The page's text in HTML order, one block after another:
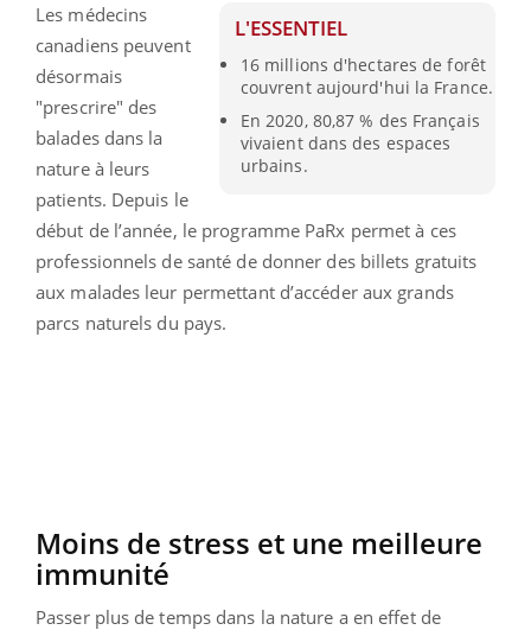
L'ESSENTIEL
16 millions d'hectares de forêt
couvrent aujourd'hui la France.
En 2020, 80,87 % des Français
vivaient dans des espaces
urbains.
Les médecins
canadiens peuvent
désormais
"prescrire" des
balades dans la
nature à leurs
patients. Depuis le
début de l’année, le programme PaRx permet à ces
professionnels de santé de donner des billets gratuits
aux malades leur permettant d’accéder aux grands
parcs naturels du pays.
Moins de stress et une meilleure
immunité
Passer plus de temps dans la nature a en effet de